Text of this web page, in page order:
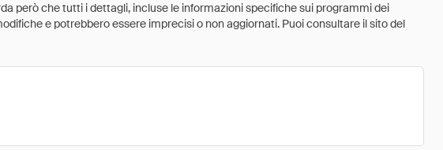
però che tutti i dettagli, incluse le informazioni specifiche sui programmi dei
e potrebbero essere imprecisi o non aggiornati. Puoi consultare il sito del